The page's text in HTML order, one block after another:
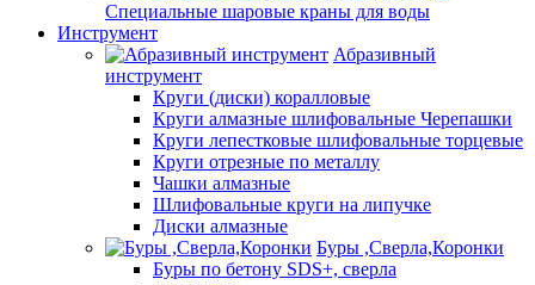
Специальные шаровые краны для воды
Инструмент
Абразивный
инструмент
Круги (диски) коралловые
Круги алмазные шлифовальные Черепашки
Круги лепестковые шлифовальные торцевые
Круги отрезные по металлу
Чашки алмазные
Шлифовальные круги на липучке
Диски алмазные
Буры ,Сверла,Коронки
Буры по бетону SDS+, сверла